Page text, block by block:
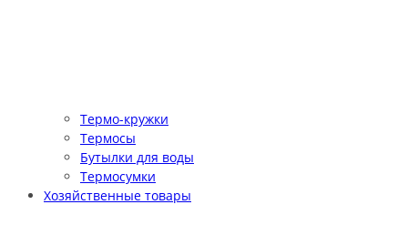
Термо-кружки
Термосы
Бутылки для воды
Термосумки
Хозяйственные товары